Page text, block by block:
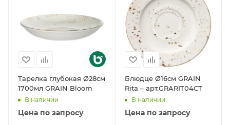
Тарелка глубокая Ø28см
1700мл GRAIN Bloom
В наличии
Цена по запросу
Блюдце Ø16см GRAIN
Rita – арт.GRARIT04CT
В наличии
Цена по запросу